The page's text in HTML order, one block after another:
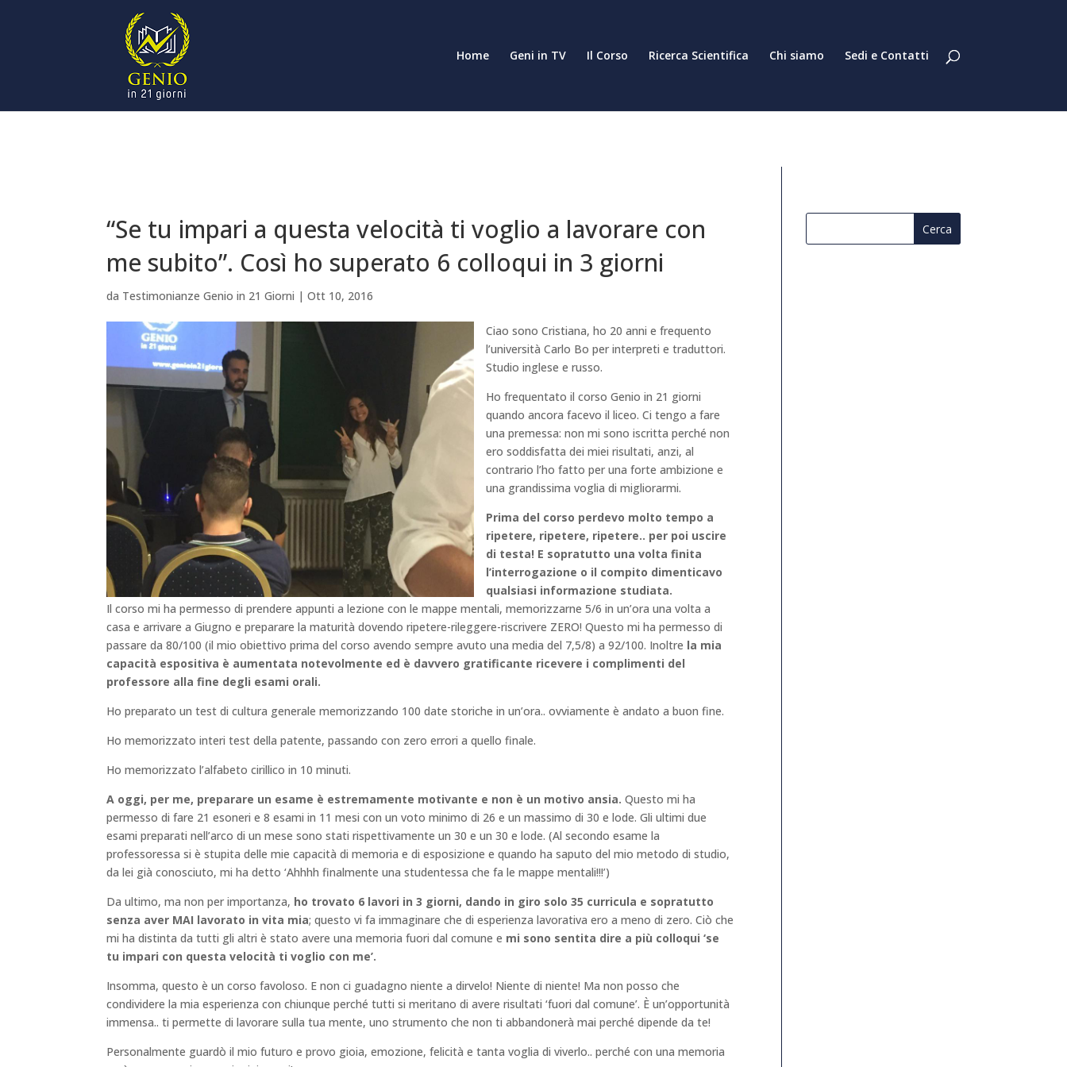
Home Geni in TV Il Corso Ricerca Scientifica Chi siamo Sedi e Contatti
“Se tu impari a questa velocità ti voglio a lavorare con
me subito”. Così ho superato 6 colloqui in 3 giorni
da Testimonianze Genio in 21 Giorni |Ott 10, 2016
Ciao sono Cristiana, ho 20 anni e frequento
l’università Carlo Bo per interpreti e traduttori.
Studio inglese e russo.
Ho frequentato il corso Genio in 21 giorni
quando ancora facevo il liceo. Ci tengo a fare
una premessa: non mi sono iscritta perché non
ero soddisfatta dei miei risultati, anzi, al
contrario l’ho fatto per una forte ambizione e
una grandissima voglia di migliorarmi.
Prima del corso perdevo molto tempo a
ripetere, ripetere, ripetere.. per poi uscire
di testa! E sopratutto una volta finita
l’interrogazione o il compito dimenticavo
qualsiasi informazione studiata.
Il corso mi ha permesso di prendere appunti a lezione con le mappe mentali, memorizzarne 5/6 in un’ora una volta a
casa e arrivare a Giugno e preparare la maturità dovendo ripetere-rileggere-riscrivere ZERO! Questo mi ha permesso di
passare da 80/100 (il mio obiettivo prima del corso avendo sempre avuto una media del 7,5/8) a 92/100. Inoltre la mia
capacità espositiva è aumentata notevolmente ed è davvero gratificante ricevere i complimenti del
professore alla fine degli esami orali.
Ho preparato un test di cultura generale memorizzando 100 date storiche in un’ora.. ovviamente è andato a buon fine.
Ho memorizzato interi test della patente, passando con zero errori a quello finale.
Ho memorizzato l’alfabeto cirillico in 10 minuti.
A oggi, per me, preparare un esame è estremamente motivante e non è un motivo ansia. Questo mi ha
permesso di fare 21 esoneri e 8 esami in 11 mesi con un voto minimo di 26 e un massimo di 30 e lode. Gli ultimi due
esami preparati nell’arco di un mese sono stati rispettivamente un 30 e un 30 e lode. (Al secondo esame la
professoressa si è stupita delle mie capacità di memoria e di esposizione e quando ha saputo del mio metodo di studio,
da lei già conosciuto, mi ha detto ‘Ahhhh finalmente una studentessa che fa le mappe mentali!!!’)
Da ultimo, ma non per importanza, ho trovato 6 lavori in 3 giorni, dando in giro solo 35 curricula e sopratutto
senza aver MAI lavorato in vita mia; questo vi fa immaginare che di esperienza lavorativa ero a meno di zero. Ciò che
mi ha distinta da tutti gli altri è stato avere una memoria fuori dal comune e mi sono sentita dire a più colloqui ‘se
tu impari con questa velocità ti voglio con me’.
Insomma, questo è un corso favoloso. E non ci guadagno niente a dirvelo! Niente di niente! Ma non posso che
condividere la mia esperienza con chiunque perché tutti si meritano di avere risultati ‘fuori dal comune’. È un’opportunità
immensa.. ti permette di lavorare sulla tua mente, uno strumento che non ti abbandonerà mai perché dipende da te!
Personalmente guardò il mio futuro e provo gioia, emozione, felicità e tanta voglia di viverlo.. perché con una memoria